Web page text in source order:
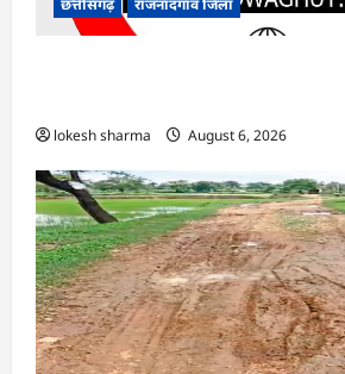
lokesh sharma August 6, 2026